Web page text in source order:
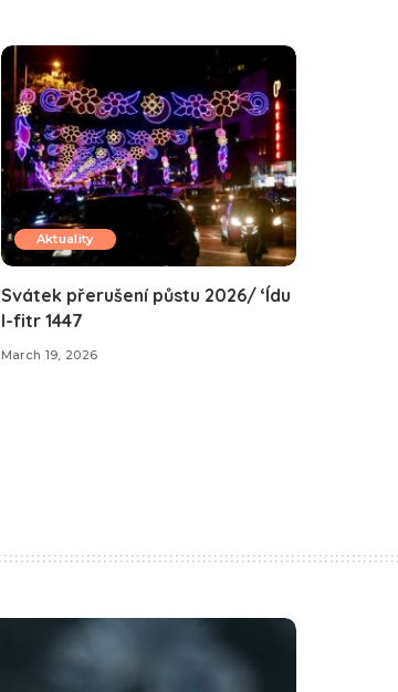
Aktuality
Svátek přerušení půstu 2026/ ‘Ídu
l-fitr 1447
March 19, 2026